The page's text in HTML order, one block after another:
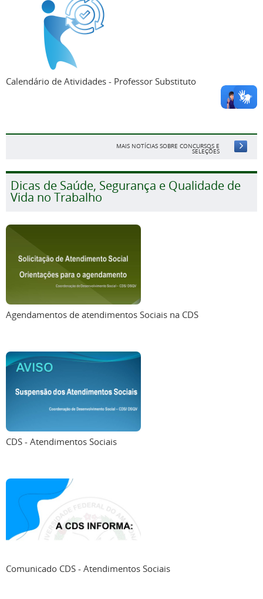
Calendário de Atividades - Professor Substituto
MAIS NOTÍCIAS SOBRE CONCURSOS E
SELEÇÕES
Dicas de Saúde, Segurança e Qualidade de
Vida no Trabalho
Agendamentos de atendimentos Sociais na CDS
CDS - Atendimentos Sociais
Comunicado CDS - Atendimentos Sociais